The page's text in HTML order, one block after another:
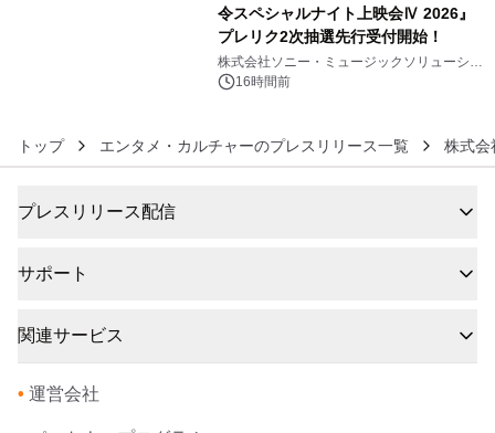
令スペシャルナイト上映会Ⅳ 2026』
プレリク2次抽選先行受付開始！
株式会社ソニー・ミュージックソリューショ
ンズ16時間前
トップ エンタメ・カルチャーのプレスリリース一覧 株式会
プレスリリース配信
サポート
関連サービス
• 運営会社